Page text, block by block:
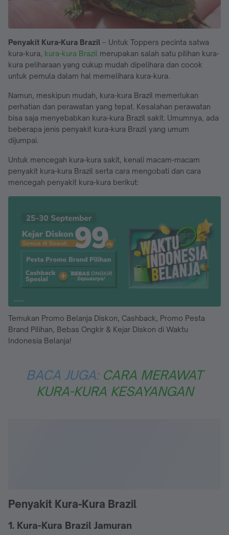
Penyakit Kura-Kura Brazil – Untuk Toppers pecinta satwa
kura-kura, kura-kura Brazil merupakan salah satu pilihan kura-
kura peliharaan yang cukup mudah dipelihara dan cocok
untuk pemula dalam hal memelihara kura-kura.
Namun, meskipun mudah, kura-kura Brazil memerlukan
perhatian dan perawatan yang tepat. Kesalahan perawatan
bisa saja menyebabkan kura-kura Brazil sakit. Umumnya, ada
beberapa jenis penyakit kura-kura Brazil yang umum
dijumpai.
Untuk mencegah kura-kura sakit, kenali macam-macam
penyakit kura-kura Brazil serta cara mengobati dan cara
mencegah penyakit kura-kura berikut:
Temukan Promo Belanja Diskon, Cashback, Promo Pesta
Brand Pilihan, Bebas Ongkir & Kejar Diskon di Waktu
Indonesia Belanja!
BACA JUGA: CARA MERAWAT
KURA-KURA KESAYANGAN
Penyakit Kura-Kura Brazil
1. Kura-Kura Brazil Jamuran